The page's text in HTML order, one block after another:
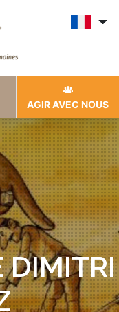
AGIR AVEC NOUS
DIMITRI